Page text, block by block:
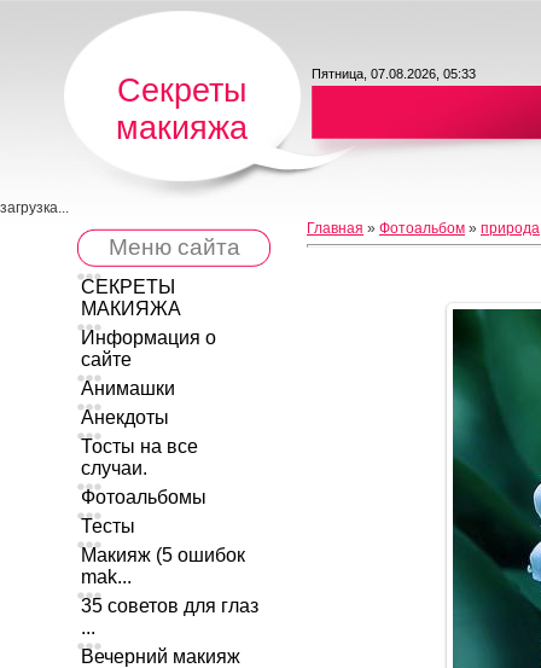
Секреты
макияжа
Пятница, 07.08.2026, 05:33
загрузка...
Меню сайта
СЕКРЕТЫ
МАКИЯЖА
Информация о
сайте
Анимашки
Анекдоты
Тосты на все
случаи.
Фотоальбомы
Тесты
Макияж (5 ошибок
mak...
35 советов для глаз
...
Вечерний макияж
Главная » Фотоальбом » природа